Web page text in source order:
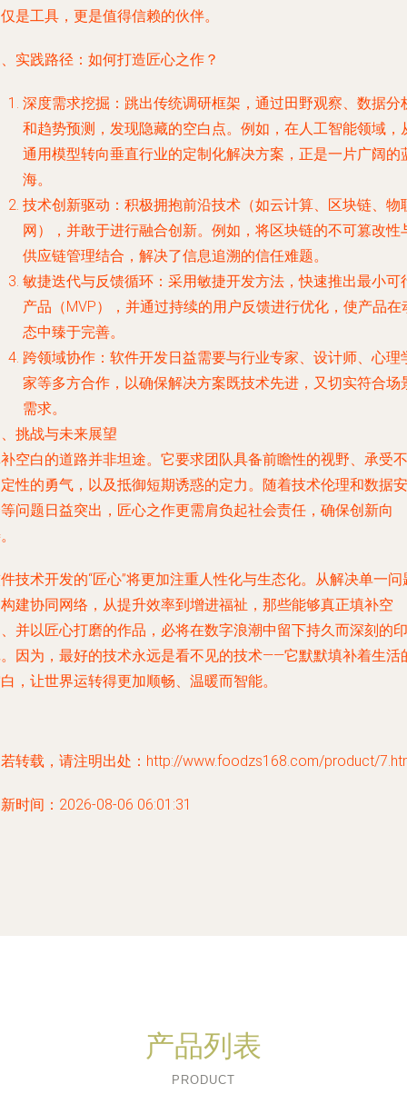
是工具，更是值得信赖的伙伴。
实践路径：如何打造匠心之作？
深度需求挖掘：跳出传统调研框架，通过田野观察、数据分
和趋势预测，发现隐藏的空白点。例如，在人工智能领域，
通用模型转向垂直行业的定制化解决方案，正是一片广阔的
海。
技术创新驱动：积极拥抱前沿技术（如云计算、区块链、物
网），并敢于进行融合创新。例如，将区块链的不可篡改性
供应链管理结合，解决了信息追溯的信任难题。
敏捷迭代与反馈循环：采用敏捷开发方法，快速推出最小可
产品（MVP），并通过持续的用户反馈进行优化，使产品在
态中臻于完善。
跨领域协作：软件开发日益需要与行业专家、设计师、心理
家等多方合作，以确保解决方案既技术先进，又切实符合场
需求。
挑战与未来展望
空白的道路并非坦途。它要求团队具备前瞻性的视野、承受不
性的勇气，以及抵御短期诱惑的定力。随着技术伦理和数据安
问题日益突出，匠心之作更需肩负起社会责任，确保创新向
技术开发的“匠心”将更加注重人性化与生态化。从解决单一问
建协同网络，从提升效率到增进福祉，那些能够真正填补空
并以匠心打磨的作品，必将在数字浪潮中留下持久而深刻的印
因为，最好的技术永远是看不见的技术——它默默填补着生活
，让世界运转得更加顺畅、温暖而智能。
转载，请注明出处：http://www.foodzs168.com/product/
时间：2026-08-06 06:01:31
产品列表
PRODUCT